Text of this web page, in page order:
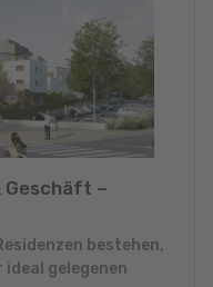
Geschäft –
bestehen,
gelegenen